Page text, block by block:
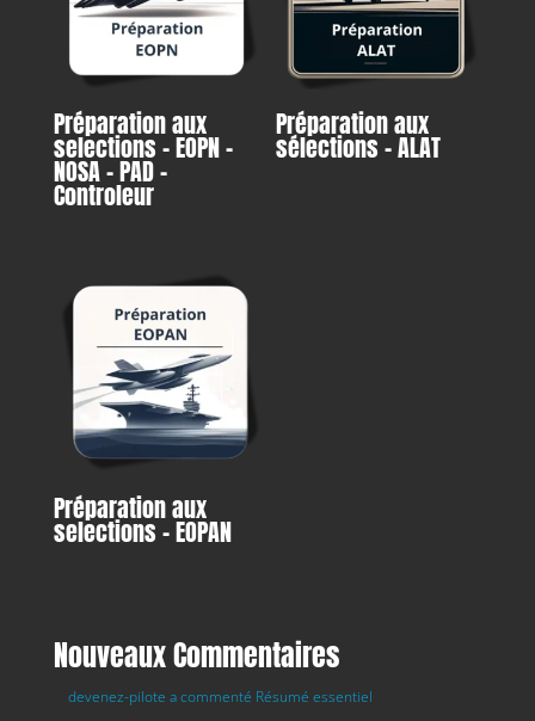
Préparation aux
selections – EOPN –
NOSA – PAD –
Controleur
Préparation aux
sélections – ALAT
Préparation aux
selections – EOPAN
Nouveaux Commentaires
devenez-pilote a commenté Résumé essentiel